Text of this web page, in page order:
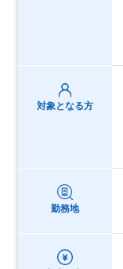
対象となる方
勤務地